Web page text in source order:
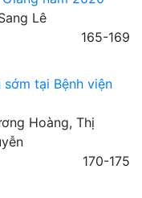
Lê
165-169
tại Bệnh viện
Hoàng, Thị
170-175